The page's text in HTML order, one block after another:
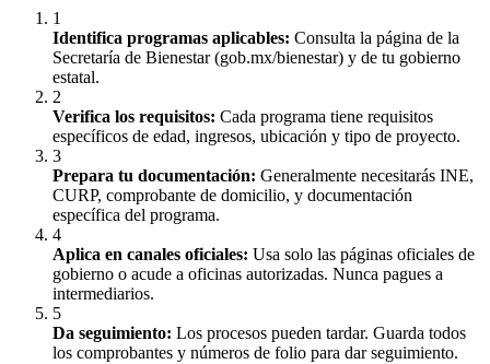
1
Identifica programas aplicables: Consulta la página de la
Secretaría de Bienestar (gob.mx/bienestar) y de tu gobierno
estatal.
2
Verifica los requisitos: Cada programa tiene requisitos
específicos de edad, ingresos, ubicación y tipo de proyecto.
3
Prepara tu documentación: Generalmente necesitarás INE,
CURP, comprobante de domicilio, y documentación
específica del programa.
4
Aplica en canales oficiales: Usa solo las páginas oficiales de
gobierno o acude a oficinas autorizadas. Nunca pagues a
intermediarios.
5
Da seguimiento: Los procesos pueden tardar. Guarda todos
los comprobantes y números de folio para dar seguimiento.